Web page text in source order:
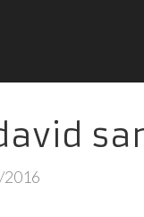
2016